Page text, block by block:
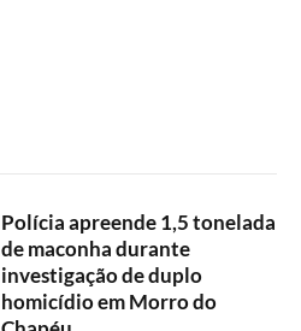
Polícia apreende 1,5 tonelada
de maconha durante
investigação de duplo
homicídio em Morro do